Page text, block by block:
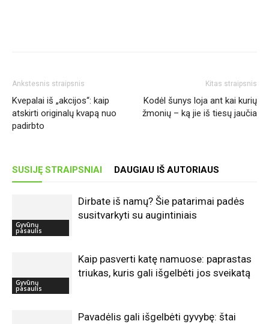
Ankstesnis straipsnis
Kvepalai iš „akcijos“: kaip
atskirti originalų kvapą nuo
padirbto
Kitas straipsnis
Kodėl šunys loja ant kai kurių
žmonių – ką jie iš tiesų jaučia
SUSIJĘ STRAIPSNIAI DAUGIAU IŠ AUTORIAUS
Gyvūnų
pasaulis
Dirbate iš namų? Šie patarimai padės
susitvarkyti su augintiniais
Gyvūnų
pasaulis
Kaip pasverti katę namuose: paprastas
triukas, kuris gali išgelbėti jos sveikatą
Pavadėlis gali išgelbėti gyvybę: štai